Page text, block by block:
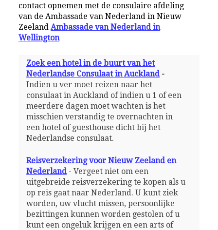
contact opnemen met de consulaire afdeling
van de Ambassade van Nederland in Nieuw
Zeeland Ambassade van Nederland in
Wellington
Zoek een hotel in de buurt van het
Nederlandse Consulaat in Auckland-
Indien u ver moet reizen naar het
consulaat in Auckland of indien u 1 of een
meerdere dagen moet wachten is het
misschien verstandig te overnachten in
een hotel of guesthouse dicht bij het
Nederlandse consulaat.
Reisverzekering voor Nieuw Zeeland en
Nederland- Vergeet niet om een
uitgebreide reisverzekering te kopen als u
op reis gaat naar Nederland. U kunt ziek
worden, uw vlucht missen, persoonlijke
bezittingen kunnen worden gestolen of u
kunt een ongeluk krijgen en een arts of